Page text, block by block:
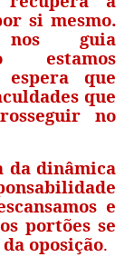
si mesmo.
guia
estamos
que
que
no
da dinâmica
e
portões se
oposição.